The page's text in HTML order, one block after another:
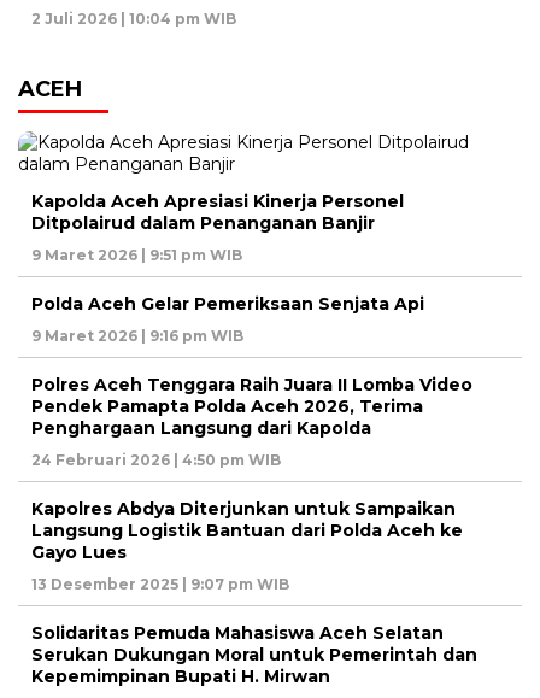
2 Juli 2026 | 10:04 pm WIB
ACEH
Kapolda Aceh Apresiasi Kinerja Personel
Ditpolairud dalam Penanganan Banjir
9 Maret 2026 | 9:51 pm WIB
Polda Aceh Gelar Pemeriksaan Senjata Api
9 Maret 2026 | 9:16 pm WIB
Polres Aceh Tenggara Raih Juara II Lomba Video
Pendek Pamapta Polda Aceh 2026, Terima
Penghargaan Langsung dari Kapolda
24 Februari 2026 | 4:50 pm WIB
Kapolres Abdya Diterjunkan untuk Sampaikan
Langsung Logistik Bantuan dari Polda Aceh ke
Gayo Lues
13 Desember 2025 | 9:07 pm WIB
Solidaritas Pemuda Mahasiswa Aceh Selatan
Serukan Dukungan Moral untuk Pemerintah dan
Kepemimpinan Bupati H. Mirwan